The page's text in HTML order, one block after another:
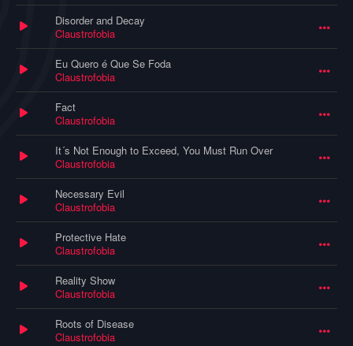
Disorder and Decay
Claustrofobia
Eu Quero é Que Se Foda
Claustrofobia
Fact
Claustrofobia
It´s Not Enough to Exceed, You Must Run Over
Claustrofobia
Necessary Evil
Claustrofobia
Protective Hate
Claustrofobia
Reality Show
Claustrofobia
Roots of Disease
Claustrofobia